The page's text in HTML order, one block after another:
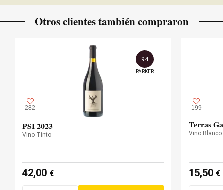
Otros clientes también compraron
282
94
PARKER
PSI 2023
Vino Tinto
42,00 €
199
Terras
Vino Blanco
15,50 €